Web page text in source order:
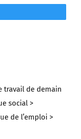
travail de demain
social >
de l’emploi >